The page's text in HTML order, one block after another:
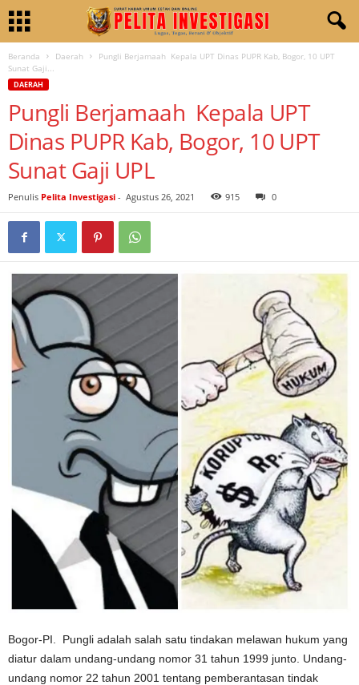
Beranda Daerah
Pungli Berjamaah Kepala UPT Dinas PUPR Kab, Bogor, 10 UPT
Sunat Gaji...
DAERAH
Pungli Berjamaah Kepala UPT
Dinas PUPR Kab, Bogor, 10 UPT
Sunat Gaji UPL
Penulis Pelita Investigasi - Agustus 26, 2021 915 0
Bogor-PI. Pungli adalah salah satu tindakan melawan hukum yang
diatur dalam undang-undang nomor 31 tahun 1999 junto. Undang-
undang nomor 22 tahun 2001 tentang pemberantasan tindak